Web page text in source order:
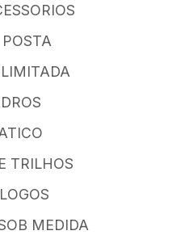
TRILHOS
MEDIDA